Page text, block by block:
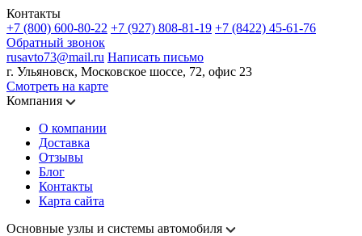
Контакты
+7 (800) 600-80-22 +7 (927) 808-81-19 +7 (8422) 45-61-76
Обратный звонок
rusavto73@mail.ru Написать письмо
г. Ульяновск, Московское шоссе, 72, офис 23
Смотреть на карте
Компания
О компании
Доставка
Отзывы
Блог
Контакты
Карта сайта
Основные узлы и системы автомобиля